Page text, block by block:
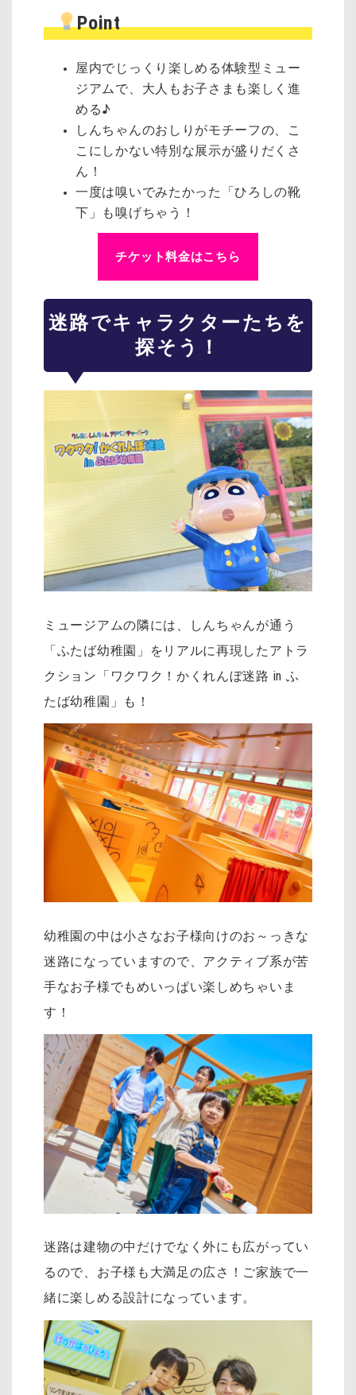
Point
屋内でじっくり楽しめる体験型ミュー
ジアムで、大人もお子さまも楽しく進
める♪
しんちゃんのおしりがモチーフの、こ
こにしかない特別な展示が盛りだくさ
ん！
一度は嗅いでみたかった「ひろしの靴
下」も嗅げちゃう！
チケット料金はこちら
迷路でキャラクターたちを
探そう！
ミュージアムの隣には、しんちゃんが通う
「ふたば幼稚園」をリアルに再現したアトラ
クション「ワクワク！かくれんぼ迷路 in ふ
たば幼稚園」も！
幼稚園の中は小さなお子様向けのお～っきな
迷路になっていますので、アクティブ系が苦
手なお子様でもめいっぱい楽しめちゃいま
す！
迷路は建物の中だけでなく外にも広がってい
るので、お子様も大満足の広さ！ご家族で一
緒に楽しめる設計になっています。